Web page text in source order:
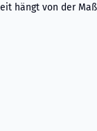
hängt von der